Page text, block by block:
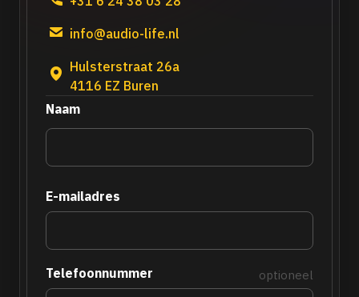
info@audio-life.nl
Hulsterstraat 26a
4116 EZ Buren
Naam
E-mailadres
Telefoonnummer optioneel